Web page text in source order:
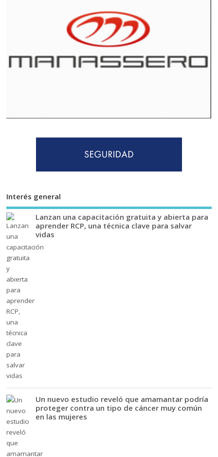
Interés general
Lanzan una capacitación gratuita y abierta para
aprender RCP, una técnica clave para salvar
vidas
Un nuevo estudio reveló que amamantar podría
proteger contra un tipo de cáncer muy común
en las mujeres